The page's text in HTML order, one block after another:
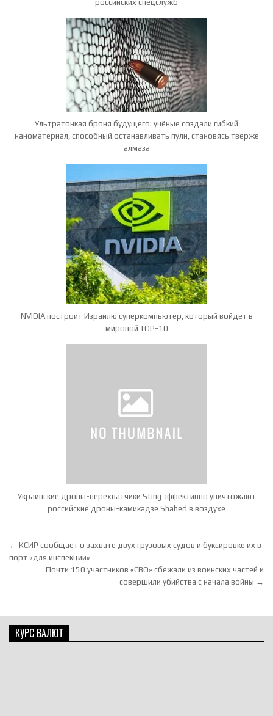
российских спецслужб
Ультратонкая броня будущего: учёные создали гибкий
наноматериал, способный останавливать пули, становясь тверже
алмаза
NVIDIA построит Израилю суперкомпьютер, который войдет в
мировой TOP-10
Украинские дроны-перехватчики Sting эффективно уничтожают
российские дроны-камикадзе Shahed в воздухе
Навигация по записям
← КСИР сообщает о захвате двух грузовых судов и буксировке их в
порт «для инспекции»
Почти 150 участников «СВО» сбежали из воинских частей и
совершили убийства с начала войны →
КУРС ВАЛЮТ